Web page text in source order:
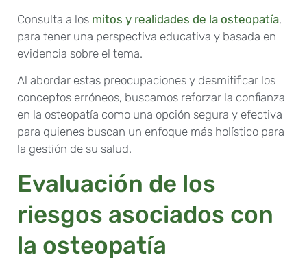
Consulta a los mitos y realidades de la osteopatía,
para tener una perspectiva educativa y basada en
evidencia sobre el tema.
Al abordar estas preocupaciones y desmitificar los
conceptos erróneos, buscamos reforzar la confianza
en la osteopatía como una opción segura y efectiva
para quienes buscan un enfoque más holístico para
la gestión de su salud.
Evaluación de los
riesgos asociados con
la osteopatía